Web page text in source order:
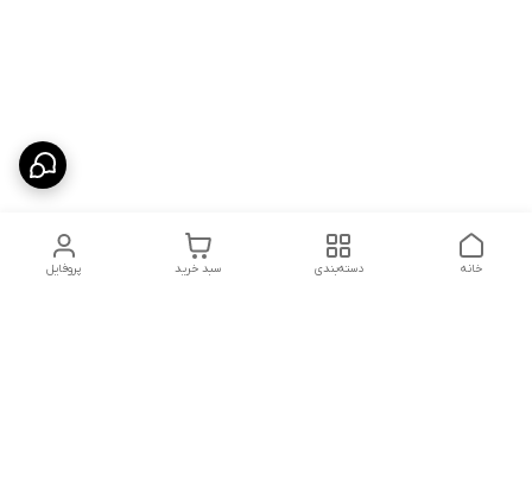
پروفایل سبد خرید دسته‌بندی خانه